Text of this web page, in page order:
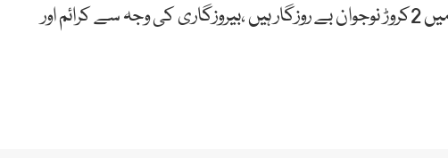
پاکستان میں بیروزگاری بڑھ چکی ہے ،پاکستان میں 2کروڑ نوجوان بے روزگار ہیں ،بیروزگاری کی وجہ سے کرائم اور